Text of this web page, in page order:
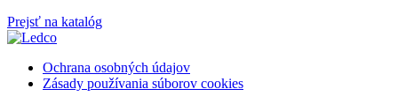
Prejsť na katalóg
Ochrana osobných údajov
Zásady používania súborov cookies